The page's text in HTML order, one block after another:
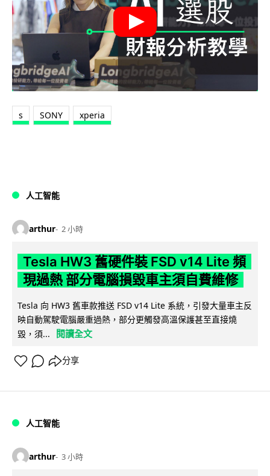
s SONY xperia
人工智能
arthur 2 小時
Tesla HW3 舊硬件裝 FSD v14 Lite 頻
現過熱 部分電腦損毀車主須自費維修
Tesla 向 HW3 舊車款推送 FSD v14 Lite 系統，引發大量車主反
映自動駕駛電腦嚴重過熱，部分更觸發高溫保護甚至直接燒
毀，須...
閱讀全文
分享
人工智能
arthur 3 小時